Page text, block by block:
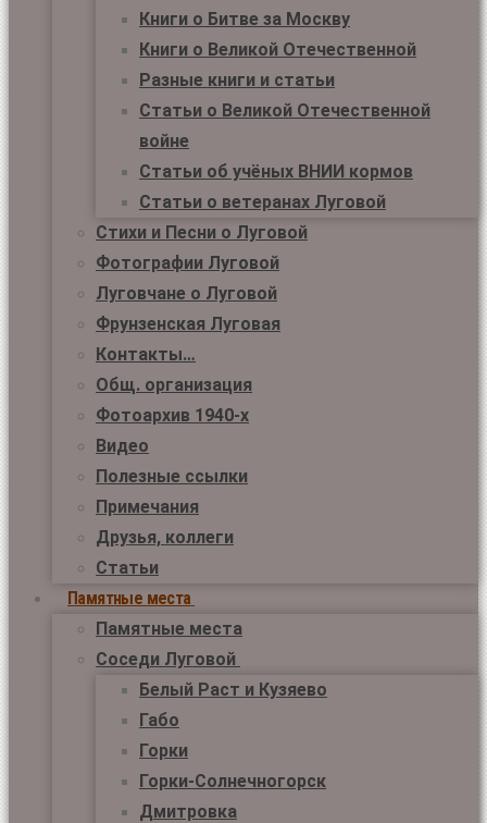
Книги о Битве за Москву
Книги о Великой Отечественной
Разные книги и статьи
Статьи о Великой Отечественной
войне
Статьи об учёных ВНИИ кормов
Статьи о ветеранах Луговой
Стихи и Песни о Луговой
Фотографии Луговой
Луговчане о Луговой
Фрунзенская Луговая
Контакты…
Общ. организация
Фотоархив 1940-х
Видео
Полезные ссылки
Примечания
Друзья, коллеги
Статьи
Памятные места
Памятные места
Соседи Луговой
Белый Раст и Кузяево
Габо
Горки
Горки-Солнечногорск
Дмитровка